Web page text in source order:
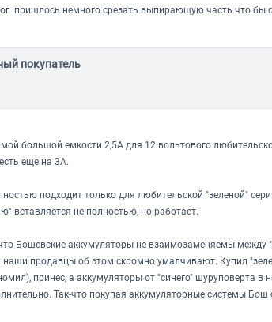
.пришлось немного срезать выпирающую часть что бы
покупатель
большой емкости 2,5А для 12 вольтового
еще на 3А.
подходит только для любительской "зеленой"
вставляется не полностью, но работает.
Бошевские аккумуляторы не взаимозаменяемы между
наши продавцы об этом скромно умалчивают. Купил
принес, а аккумуляторы от "синего" шуруповерта в
Так-что покупая аккумуляторные системы Бош